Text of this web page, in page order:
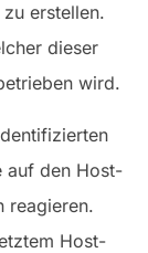
erstellen.
dieser
wird.
auf den Host-
reagieren.
Host-